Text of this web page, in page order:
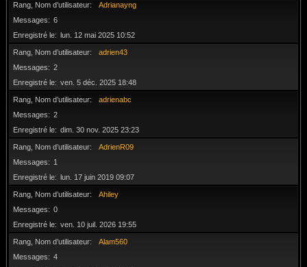
Rang, Nom d’utilisateur
Adrianayng
Messages
6
Enregistré le
lun. 12 mai 2025 10:52
Rang, Nom d’utilisateur
adrien43
Messages
2
Enregistré le
ven. 5 déc. 2025 18:48
Rang, Nom d’utilisateur
adrienabc
Messages
2
Enregistré le
dim. 30 nov. 2025 23:23
Rang, Nom d’utilisateur
AdrienR09
Messages
1
Enregistré le
lun. 17 juin 2019 09:07
Rang, Nom d’utilisateur
Ahiley
Messages
0
Enregistré le
ven. 10 juil. 2026 19:55
Rang, Nom d’utilisateur
Alam560
Messages
4